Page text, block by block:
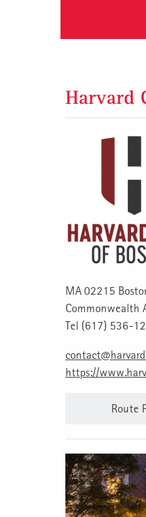
Harvard
MA 02215
Commonwealth
Tel (617) 536-
https://
Route